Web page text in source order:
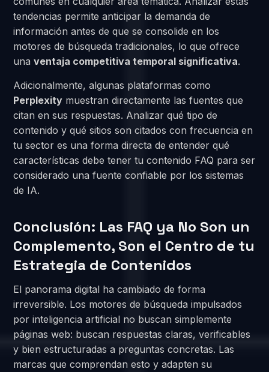
tendencias permite anticipar la demanda de
información antes de que se consolide en los
motores de búsqueda tradicionales, lo que ofrece
unaventaja competitiva temporal significativa.
Adicionalmente, algunas plataformas como
Perplexity muestran directamente las fuentes que
citan en sus respuestas. Analizar qué tipo de
contenido y qué sitios son citados con frecuencia en
tu sector es una forma directa de entender qué
características debe tener tu contenido FAQ para ser
considerado una fuente confiable por los sistemas
de IA.
Conclusión: Las FAQ ya No Son un
Complemento, Son el Centro de tu
Estrategia de Contenidos
El panorama digital ha cambiado de forma
irreversible. Los motores de búsqueda impulsados
por inteligencia artificial no buscan simplemente
páginas web: buscan respuestas claras, verificables
y bien estructuradas a preguntas concretas. Las
marcas que comprendan esto y adapten su